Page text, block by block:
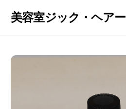
美容室ジック・ヘアー